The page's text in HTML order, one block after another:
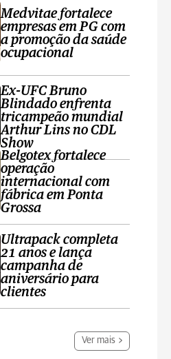
Medvitae fortalece
empresas em PG com
a promoção da saúde
ocupacional
Ex-UFC Bruno
Blindado enfrenta
tricampeão mundial
Arthur Lins no CDL
Show
Belgotex fortalece
operação
internacional com
fábrica em Ponta
Grossa
Ultrapack completa
21 anos e lança
campanha de
aniversário para
clientes
Ver mais